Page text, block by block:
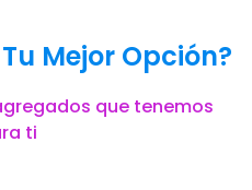
Mejor Opción?
que tenemos
ti